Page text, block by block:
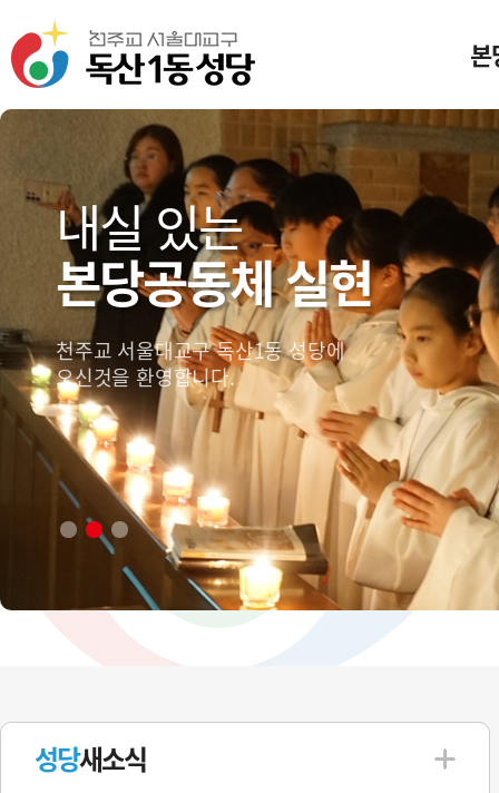
본
본
성
독
찾
내실 있는
본당공동체 실현
천주교 서울대교구 독산1동 성당에
오신것을 환영합니다.
성당새소식